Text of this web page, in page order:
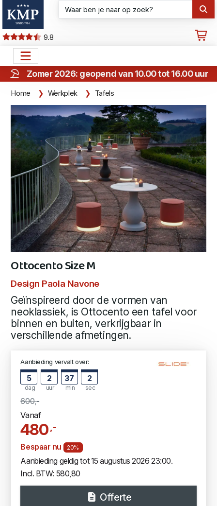
9.8
Zomer 2026: geopend van 10.00 tot 16.00 uur
Home Werkplek Tafels
Ottocento Size M
Design Paola Navone
Geïnspireerd door de vormen van
neoklassiek, is Ottocento een tafel voor
binnen en buiten, verkrijgbaar in
verschillende afmetingen.
Aanbieding vervalt over:
5
dag
2
uur
37
min
1
sec
600,-
Vanaf
480 ,-
Bespaar nu 20%
Aanbieding geldig tot 15 augustus 2026 23:00.
Incl. BTW: 580,80
Offerte